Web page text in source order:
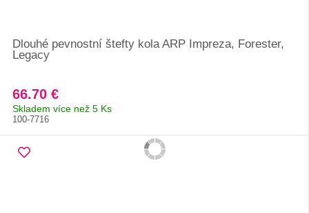
Dlouhé pevnostní štefty kola ARP Impreza, Forester,
Legacy
66.70 €
Skladem více než 5 Ks
100-7716